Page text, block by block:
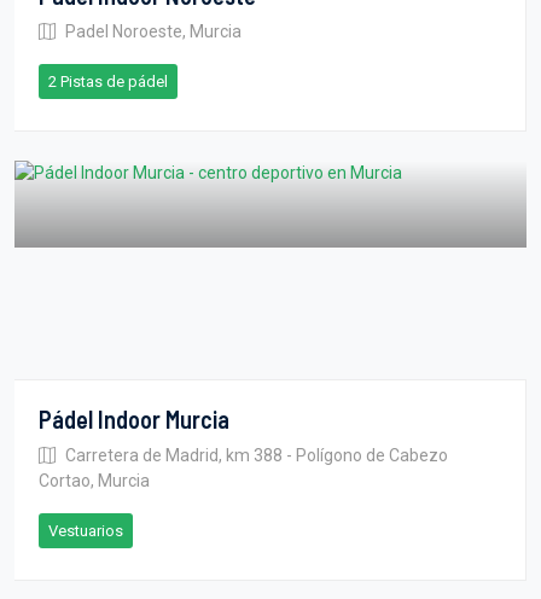
Padel Noroeste, Murcia
2 Pistas de pádel
Pádel Indoor Murcia
Carretera de Madrid, km 388 - Polígono de Cabezo
Cortao, Murcia
Vestuarios